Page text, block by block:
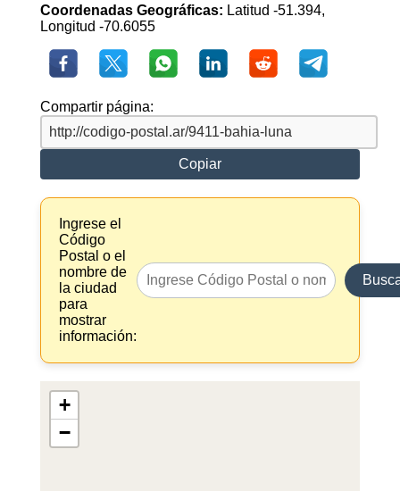
Coordenadas Geográficas: Latitud -51.394,
Longitud -70.6055
Compartir página:
Copiar
Ingrese el
Código
Postal o el
nombre de
la ciudad
para
mostrar
información:
+
−